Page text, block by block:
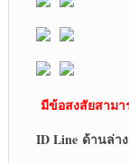
มีข้อสงสัยสาม
ID Line ด้านล่าง